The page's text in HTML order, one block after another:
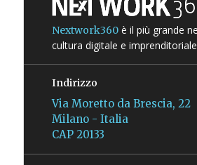
Nextwork360è il più grande
cultura digitale e
Indirizzo
Via Moretto da Brescia, 22
Milano - Italia
CAP 20133